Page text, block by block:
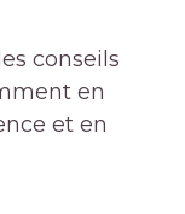
conseils
en
et en